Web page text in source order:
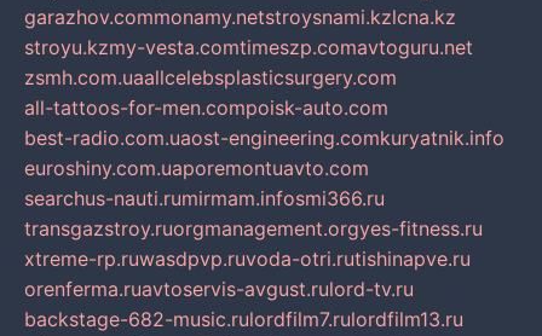
garazhov.commonamy.netstroysnami.kzlcna.kz
stroyu.kzmy-vesta.comtimeszp.comavtoguru.net
zsmh.com.uaallcelebsplasticsurgery.com
all-tattoos-for-men.compoisk-auto.com
best-radio.com.uaost-engineering.comkuryatnik.info
euroshiny.com.uaporemontuavto.com
searchus-nauti.rumirmam.infosmi366.ru
transgazstroy.ruorgmanagement.orgyes-fitness.ru
xtreme-rp.ruwasdpvp.ruvoda-otri.rutishinapve.ru
orenferma.ruavtoservis-avgust.rulord-tv.ru
backstage-682-music.rulordfilm7.rulordfilm13.ru